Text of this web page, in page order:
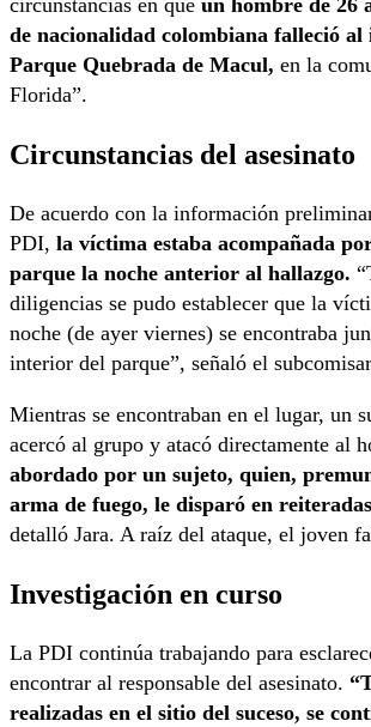
de nacionalidad colombiana falleció
Parque Quebrada de Macul, en la
Florida”.
Circunstancias del asesinato
De acuerdo con la información
PDI, la víctima estaba acompañada
parque la noche anterior al hallazgo.
diligencias se pudo establecer que la
noche (de ayer viernes) se encontraba
interior del parque”, señaló el
Mientras se encontraban en el lugar, un
acercó al grupo y atacó directamente al
abordado por un sujeto, quien,
arma de fuego, le disparó en
detalló Jara. A raíz del ataque, el joven
Investigación en curso
La PDI continúa trabajando para
encontrar al responsable del asesinato.
realizadas en el sitio del suceso, se